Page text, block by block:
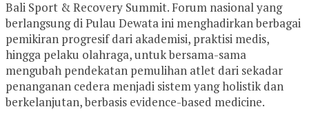
Bali Sport & Recovery Summit. Forum nasional yang
berlangsung di Pulau Dewata ini menghadirkan berbagai
pemikiran progresif dari akademisi, praktisi medis,
hingga pelaku olahraga, untuk bersama-sama
mengubah pendekatan pemulihan atlet dari sekadar
penanganan cedera menjadi sistem yang holistik dan
berkelanjutan, berbasis evidence-based medicine.